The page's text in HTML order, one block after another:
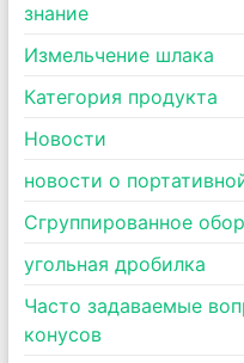
знание
Измельчение шлака
Категория продукта
Новости
новости о
Сгруппированное
угольная дробилка
Часто задаваемые
конусов